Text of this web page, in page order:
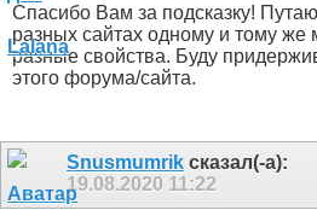
Спасибо Вам за подсказку!
разных сайтах одному и тому
разные свойства. Буду
этого форума/сайта.
Snusmumrik сказал(-а):
19.08.2020 11:22